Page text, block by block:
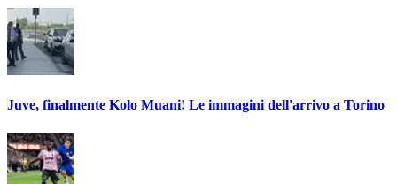
Juve, finalmente Kolo Muani! Le immagini dell'arrivo a Torino